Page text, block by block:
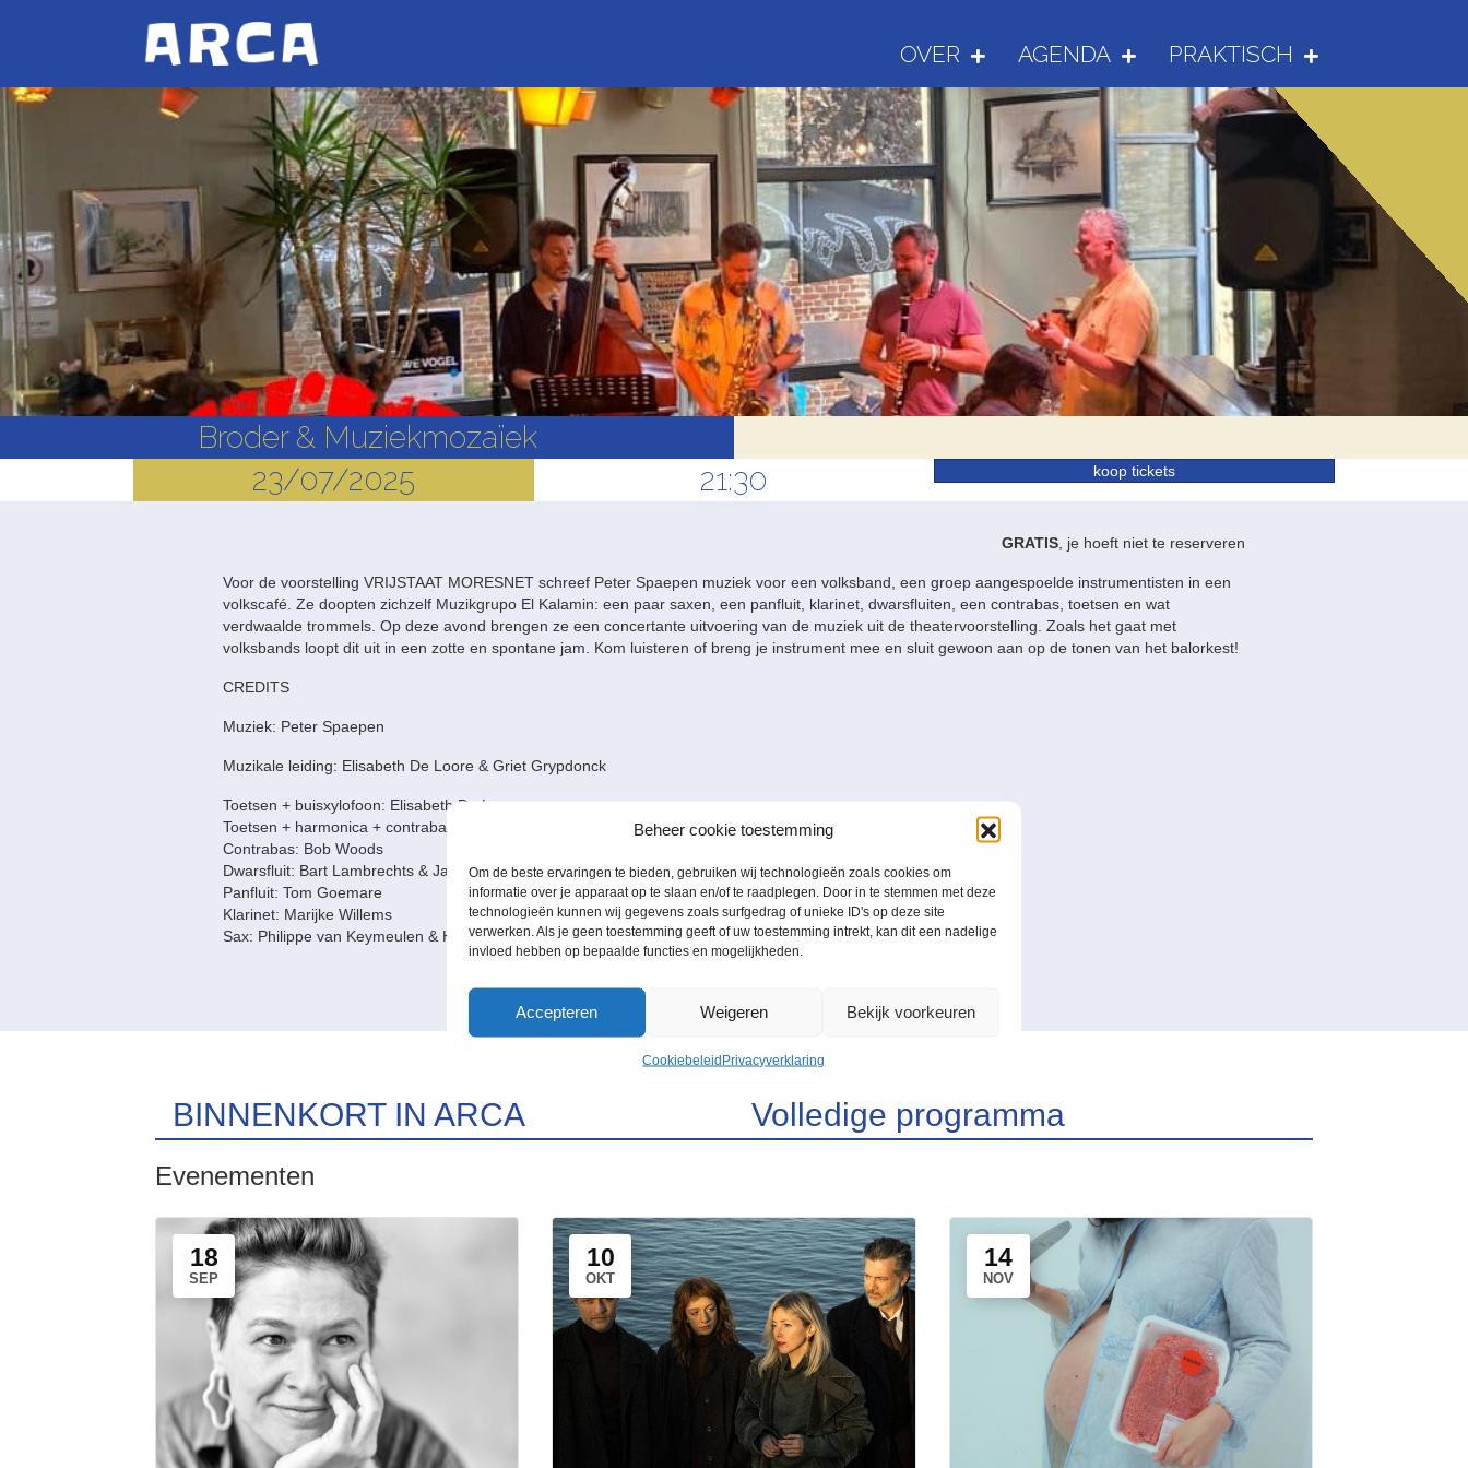
Beheer cookie toestemming
Om de beste ervaringen te bieden, gebruiken wij technologieën zoals cookies om
informatie over je apparaat op te slaan en/of te raadplegen. Door in te stemmen met deze
technologieën kunnen wij gegevens zoals surfgedrag of unieke ID's op deze site
verwerken. Als je geen toestemming geeft of uw toestemming intrekt, kan dit een nadelige
invloed hebben op bepaalde functies en mogelijkheden.
Accepteren Weigeren Bekijk voorkeuren
CookiebeleidPrivacyverklaring
OVER AGENDA PRAKTISCH
Broder & Muziekmozaïek
23/07/2025
21:30 koop tickets
GRATIS , je hoeft niet te reserveren
Voor de voorstelling VRIJSTAAT MORESNET schreef Peter Spaepen muziek voor een volksband, een groep aangespoelde instrumentisten in een
volkscafé. Ze doopten zichzelf Muzikgrupo El Kalamin: een paar saxen, een panfluit, klarinet, dwarsfluiten, een contrabas, toetsen en wat
verdwaalde trommels. Op deze avond brengen ze een concertante uitvoering van de muziek uit de theatervoorstelling. Zoals het gaat met
volksbands loopt dit uit in een zotte en spontane jam. Kom luisteren of breng je instrument mee en sluit gewoon aan op de tonen van het balorkest!
CREDITS
Muziek: Peter Spaepen
Muzikale leiding: Elisabeth De Loore & Griet Grypdonck
Toetsen + buisxylofoon: Elisabeth De Loore
Toetsen + harmonica + contrabas: Griet Grypdonck
Contrabas: Bob Woods
Dwarsfluit: Bart Lambrechts & Jackie Vlerick
Panfluit: Tom Goemare
Klarinet: Marijke Willems
Sax: Philippe van Keymeulen & Hans Verstraeten
BINNENKORT IN ARCA Volledige programma
Evenementen
18
SEP
10
OKT
14
NOV